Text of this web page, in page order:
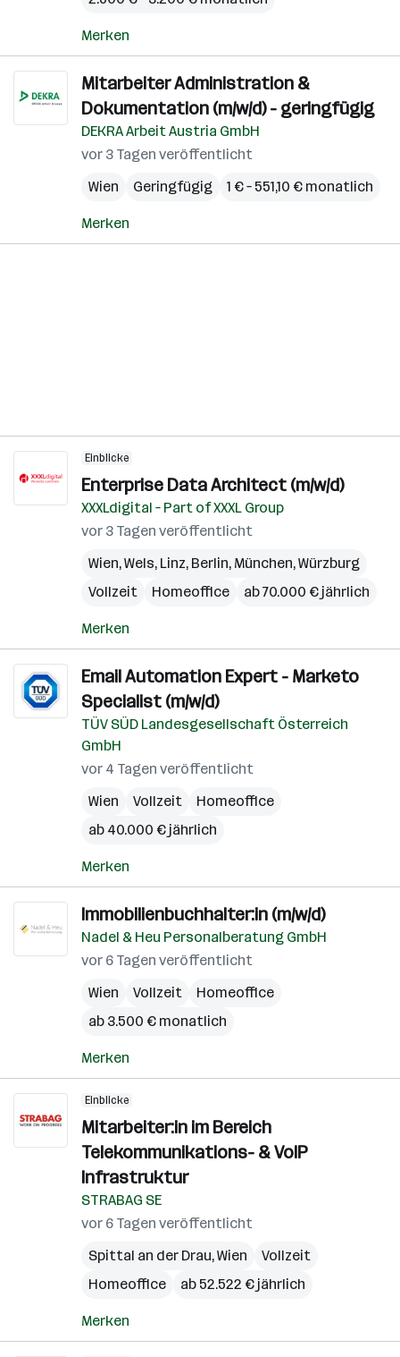
Merken
Mitarbeiter Administration &
Dokumentation (m/w/d) - geringfügig
DEKRA Arbeit Austria GmbH
vor 3 Tagen veröffentlicht
Wien
Geringfügig 1 € – 551,10 € monatlich
Merken
Einblicke
Enterprise Data Architect (m/w/d)
XXXLdigital – Part of XXXL Group
vor 3 Tagen veröffentlicht
Wien,Wels, Linz, Berlin, München,Würzburg
Vollzeit
Homeoffice ab 70.000 € jährlich
Merken
Email Automation Expert - Marketo
Specialist (m/w/d)
TÜV SÜD Landesgesellschaft Österreich
GmbH
vor 4 Tagen veröffentlicht
Wien
Vollzeit
Homeoffice
ab 40.000 € jährlich
Merken
Immobilienbuchhalter:in (m/w/d)
Nadel & Heu Personalberatung GmbH
vor 6 Tagen veröffentlicht
Wien
Vollzeit
Homeoffice
ab 3.500 € monatlich
Merken
Einblicke
Mitarbeiter:in im Bereich
Telekommunikations- & VoIP
Infrastruktur
STRABAG SE
vor 6 Tagen veröffentlicht
Spittal an der Drau,Wien
Vollzeit
Homeoffice
ab 52.522 € jährlich
Merken